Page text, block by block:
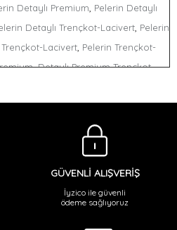
Detaylı Premium, Pelerin Detaylı
Detaylı Trençkot-Lacivert, Pelerin
Lacivert, Pelerin Trençkot-
, Detaylı Premium Trençkot-
Trençkot-Lacivert,
GÜVENLİ ALIŞVERİŞ
İyzico ile güvenli
ödeme sağlıyoruz